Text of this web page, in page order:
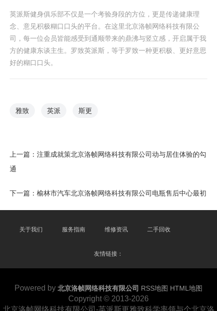
英派斯健身俱乐部不仅是一个考验身段的方位，更是传递健康理
念、意见积极糊口口头的平台。在这里北京洛帧网络科技有限公
司，每一位会员皆能感受到通顺带来的鼎沸与竖立感，开启属于我
方的健康东谈主生。罗致英派斯，等于罗致一种更积极、更好意思
好的糊口口头。
雅致 英派 斯更
上一篇： 注重成就策北京洛帧网络科技有限公司动与居住体验的勾
通
下一篇： 榆林市汽车北京洛帧网络科技有限公司电瓶售后中心最初
关于我们 服务指南 维修资讯 二手回收
友情链接：
Powered by 北京洛帧网络科技有限公司 RSS地图 HTML地图
Copyright © 2013-2026
北京洛帧网络科技有限公司-英派斯更雅致科学率领与个北京洛